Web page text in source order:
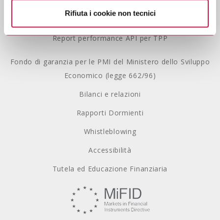
Rifiuta i cookie non tecnici
Report performance API per TPP
Fondo di garanzia per le PMI del Ministero dello Sviluppo
Economico (legge 662/96)
Bilanci e relazioni
Rapporti Dormienti
Whistleblowing
Accessibilità
Tutela ed Educazione Finanziaria